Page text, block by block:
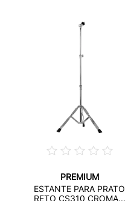
PREMIUM
ESTANTE PARA PRATO
RETO CS310 CROMA...